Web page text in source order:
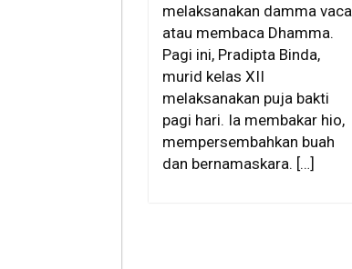
melaksanakan damma vaca
atau membaca Dhamma.
Pagi ini, Pradipta Binda,
murid kelas XII
melaksanakan puja bakti
pagi hari. Ia membakar hio,
mempersembahkan buah
dan bernamaskara. […]